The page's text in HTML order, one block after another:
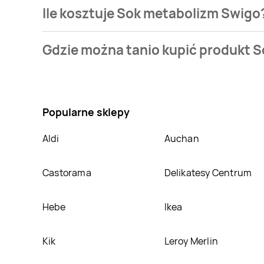
Ile kosztuje Sok metabolizm
naszej bazie jest z sieciStokrotka. Sok
Gdzie można tanio kupić produkt
Popularne sklepy
Aldi Auchan
Castorama Delikatesy Centrum
Hebe Ikea
Kik Leroy Merlin